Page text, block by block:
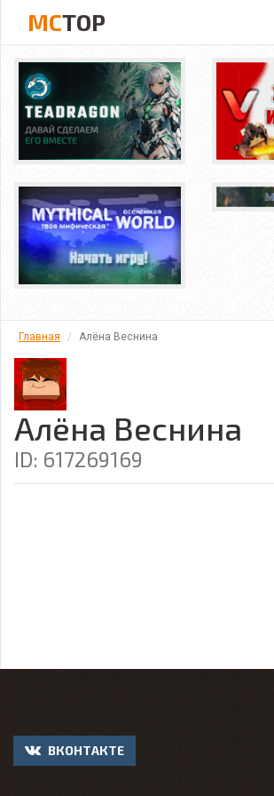
MCTOP
Главная Алёна Веснина
Алёна Веснина
ID: 617269169
ВКОНТАКТЕ